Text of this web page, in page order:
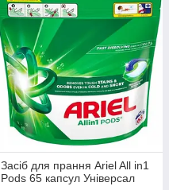
Засіб для прання Ariel All in1
Pods 65 капсул Універсал